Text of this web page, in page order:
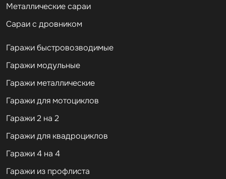
Металлические сараи
Сараи с дровником
Гаражи быстровозводимые
Гаражи модульные
Гаражи металлические
Гаражи для мотоциклов
Гаражи 2 на 2
Гаражи для квадроциклов
Гаражи 4 на 4
Гаражи из профлиста